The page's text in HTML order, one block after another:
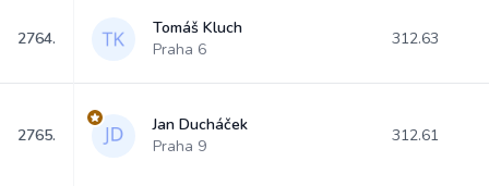
2764.
Tomáš Kluch
Praha 6
312.63
2765.
Jan Ducháček
Praha 9
312.61